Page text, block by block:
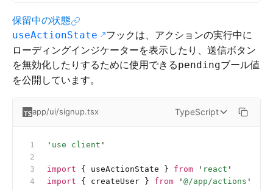
保留中の状態
useActionState
フックは、アクションの実行中に
ローディングインジケーターを表示したり、送信ボタン
を無効化したりするために使用できるpendingブール値
を公開しています。
app/ui/signup.tsx TypeScript
' use client '
import { useActionState } from ' react '
import { createUser } from ' @/app/actions '